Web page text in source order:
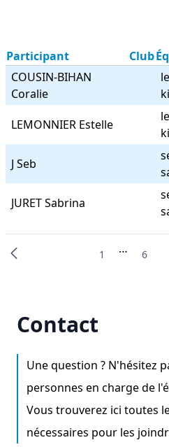
Participant Club
COUSIN-BIHAN
Coralie
LEMONNIER Estelle
J Seb
JURET Sabrina
1 … 6
Contact
Une question ? N'hésitez
personnes en charge de
Vous trouverez ici toutes
nécessaires pour les